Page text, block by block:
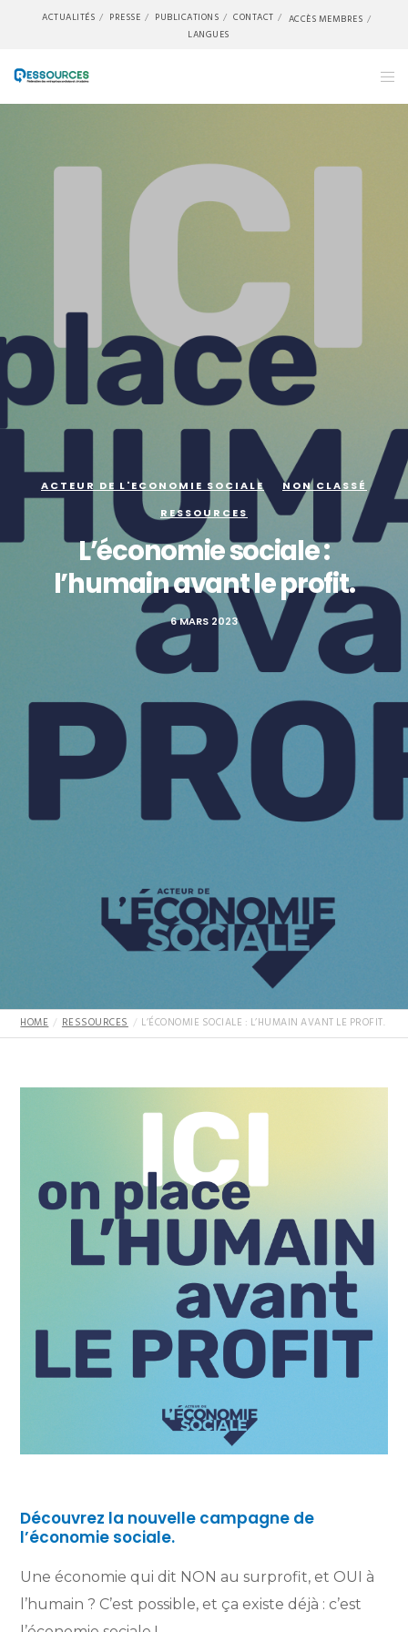
ACTUALITÉS PRESSE PUBLICATIONS CONTACT
ACCÈS MEMBRES
LANGUES
ACTEUR DE L'ECONOMIE SOCIALE
NON CLASSÉ
RESSOURCES
L’économie sociale :
l’humain avant le profit.
6 MARS 2023
HOME RESSOURCES L’ÉCONOMIE SOCIALE : L’HUMAIN AVANT LE PROFIT.
Découvrez la nouvelle campagne de
l’économie sociale.
Une économie qui dit NON au surprofit, et OUI à
l’humain ? C’est possible, et ça existe déjà : c’est